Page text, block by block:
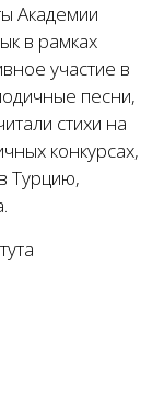
Академии
в рамках
участие в
песни,
стихи на
конкурсах,
Турцию,